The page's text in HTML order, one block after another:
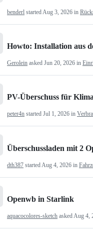
benderl started Aug 3, 2026 in
Howto: Installation aus
Gerolein asked Jun 20, 2026 in
PV-Überschuss für
peter4n started Jul 1, 2026 in
Überschussladen mit 2
dth387 started Aug 4, 2026 in
Openwb in Starlink
aquacocolores-sketch askedAug 4,